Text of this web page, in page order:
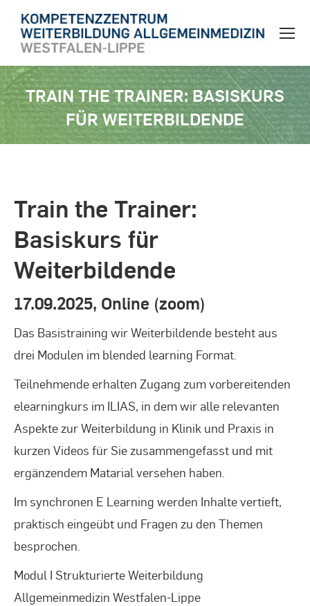
TRAIN THE TRAINER: BASISKURS
FÜR WEITERBILDENDE
Sie befinden sich hier:
Train the Trainer:
Basiskurs für
Weiterbildende
17.09.2025, Online (zoom)
Das Basistraining wir Weiterbildende besteht aus
drei Modulen im blended learning Format.
Teilnehmende erhalten Zugang zum vorbereitenden
elearningkurs im ILIAS, in dem wir alle relevanten
Aspekte zur Weiterbildung in Klinik und Praxis in
kurzen Videos für Sie zusammengefasst und mit
ergänzendem Matarial versehen haben.
Im synchronen E Learning werden Inhalte vertieft,
praktisch eingeübt und Fragen zu den Themen
besprochen.
Modul I Strukturierte Weiterbildung
Allgemeinmedizin Westfalen-Lippe